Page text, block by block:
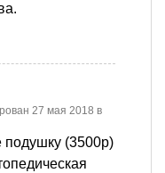
27 мая 2018 в
(3500р)